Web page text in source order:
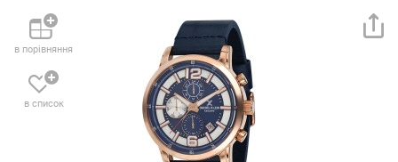
в порівняння
в список